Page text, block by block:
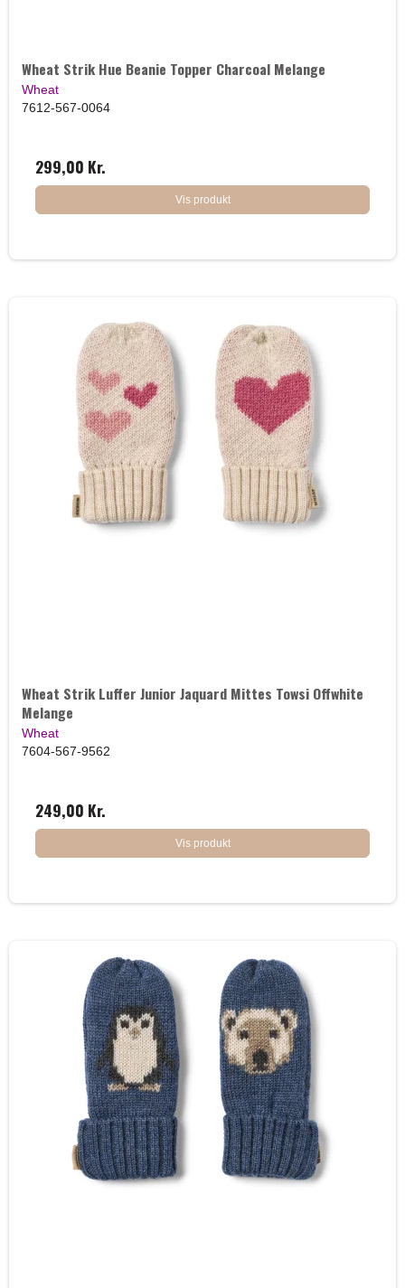
Wheat Strik Hue Beanie Topper Charcoal Melange
Wheat
7612-567-0064
299,00 Kr.
Vis produkt
Wheat Strik Luffer Junior Jaquard Mittes Towsi Offwhite
Melange
Wheat
7604-567-9562
249,00 Kr.
Vis produkt